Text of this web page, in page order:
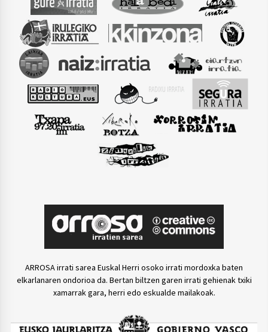
ARROSA irrati sarea Euskal Herri osoko irrati mordoxka baten
elkarlanaren ondorioa da. Bertan biltzen garen irrati gehienak txiki
xamarrak gara, herri edo eskualde mailakoak.